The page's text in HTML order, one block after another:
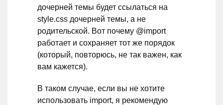
дочерней темы будет ссылаться на
style.css дочерней темы, а не
родительской. Вот почему @import
работает и сохраняет тот же порядок
(который, повторюсь, не так важен, как
вам кажется).
В таком случае, если вы не хотите
использовать import, я рекомендую